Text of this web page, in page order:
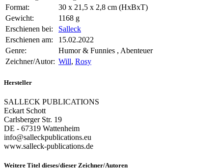
Format:
30 x 21,5 x 2,8 cm (HxBxT)
Gewicht:
1168 g
Erschienen bei:
Salleck
Erschienen am:
15.02.2022
Genre:
Humor & Funnies , Abenteuer
Zeichner/Autor: Will, Rosy
Hersteller
SALLECK PUBLICATIONS
Eckart Schott
Carlsberger Str. 19
DE - 67319 Wattenheim
info@salleckpublications.eu
www.salleck-publications.de
Weitere Titel dieses/dieser Zeichner/Autoren